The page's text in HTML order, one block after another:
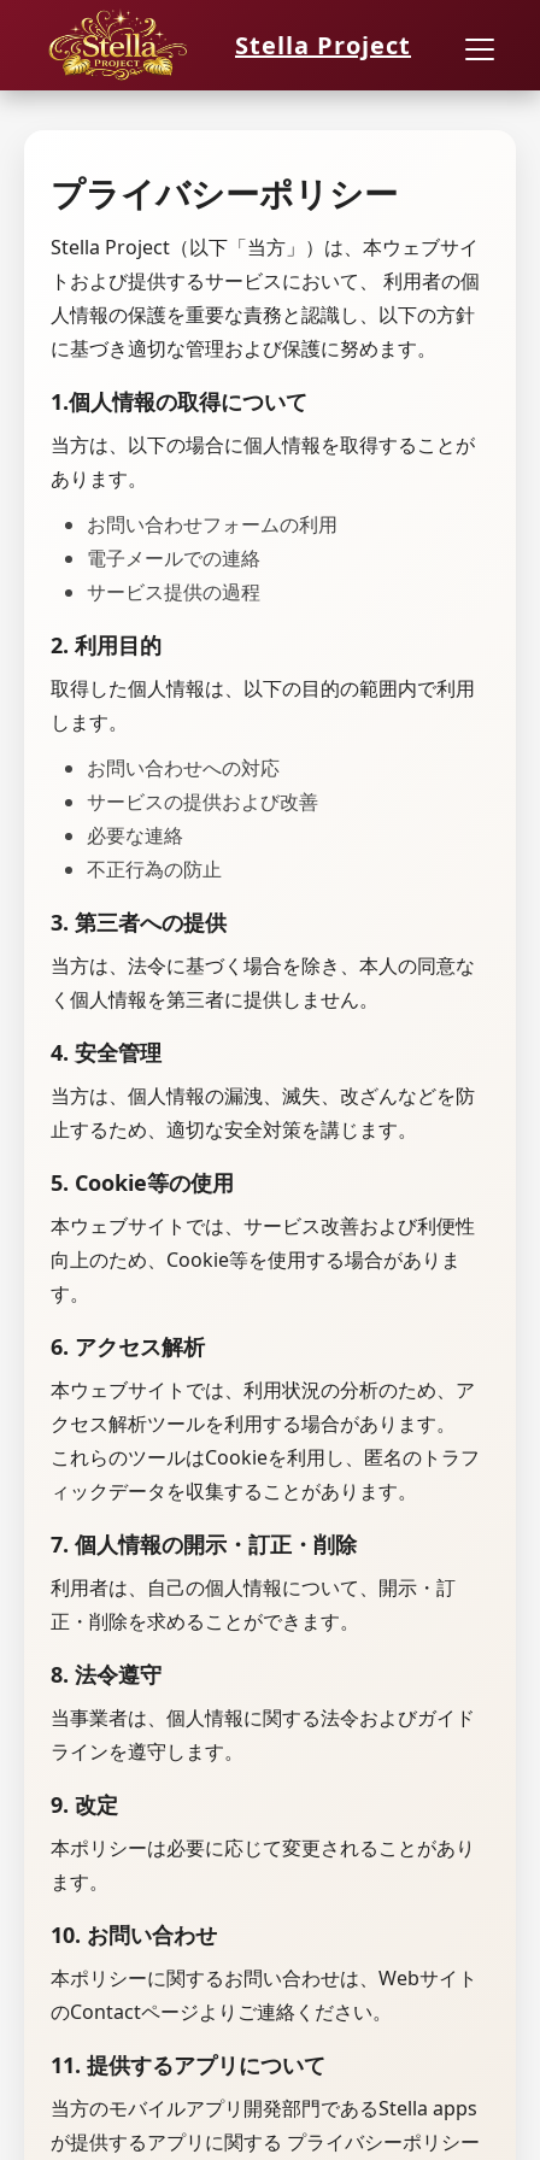
Stella Project
プライバシーポリシー
Stella Project（以下「当方」）は、本ウェブサイ
トおよび提供するサービスにおいて、 利用者の個
人情報の保護を重要な責務と認識し、以下の方針
に基づき適切な管理および保護に努めます。
1.個人情報の取得について
当方は、以下の場合に個人情報を取得することが
あります。
お問い合わせフォームの利用
電子メールでの連絡
サービス提供の過程
2. 利用目的
取得した個人情報は、以下の目的の範囲内で利用
します。
お問い合わせへの対応
サービスの提供および改善
必要な連絡
不正行為の防止
3. 第三者への提供
当方は、法令に基づく場合を除き、本人の同意な
く個人情報を第三者に提供しません。
4. 安全管理
当方は、個人情報の漏洩、滅失、改ざんなどを防
止するため、適切な安全対策を講じます。
5. Cookie等の使用
本ウェブサイトでは、サービス改善および利便性
向上のため、Cookie等を使用する場合がありま
す。
6. アクセス解析
本ウェブサイトでは、利用状況の分析のため、ア
クセス解析ツールを利用する場合があります。
これらのツールはCookieを利用し、匿名のトラフ
ィックデータを収集することがあります。
7. 個人情報の開示・訂正・削除
利用者は、自己の個人情報について、開示・訂
正・削除を求めることができます。
8. 法令遵守
当事業者は、個人情報に関する法令およびガイド
ラインを遵守します。
9. 改定
本ポリシーは必要に応じて変更されることがあり
ます。
10. お問い合わせ
本ポリシーに関するお問い合わせは、Webサイト
のContactページよりご連絡ください。
11. 提供するアプリについて
当方のモバイルアプリ開発部門であるStella apps
が提供するアプリに関する プライバシーポリシー